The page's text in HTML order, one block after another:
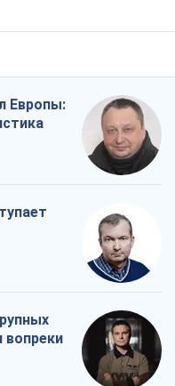
Европы:
вопреки